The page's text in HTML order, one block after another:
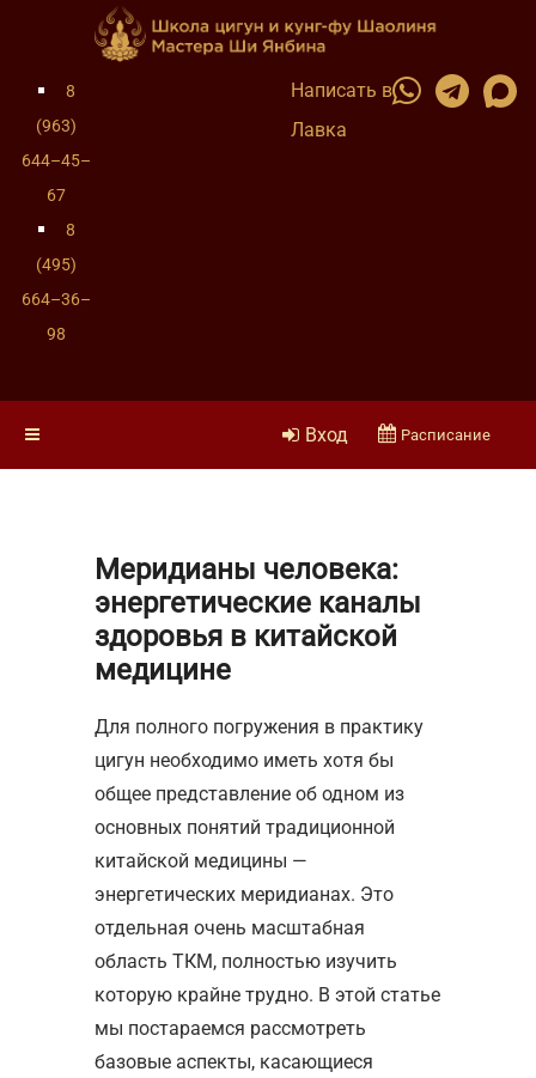
8
(963)
644–45–
67
8
(495)
664–36–
98
Написать в
Лавка
Вход Расписание
Меридианы человека:
энергетические каналы
здоровья в китайской
медицине
Для полного погружения в практику
цигун необходимо иметь хотя бы
общее представление об одном из
основных понятий традиционной
китайской медицины —
энергетических меридианах. Это
отдельная очень масштабная
область ТКМ, полностью изучить
которую крайне трудно. В этой статье
мы постараемся рассмотреть
базовые аспекты, касающиеся